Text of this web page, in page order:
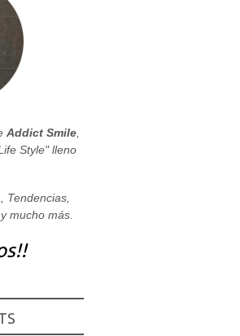
Addict Smile
Style" lleno
Tendencias,
mucho más.